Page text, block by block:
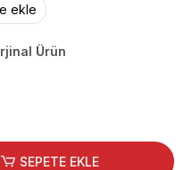
ekle
Ürün
SEPETE EKLE